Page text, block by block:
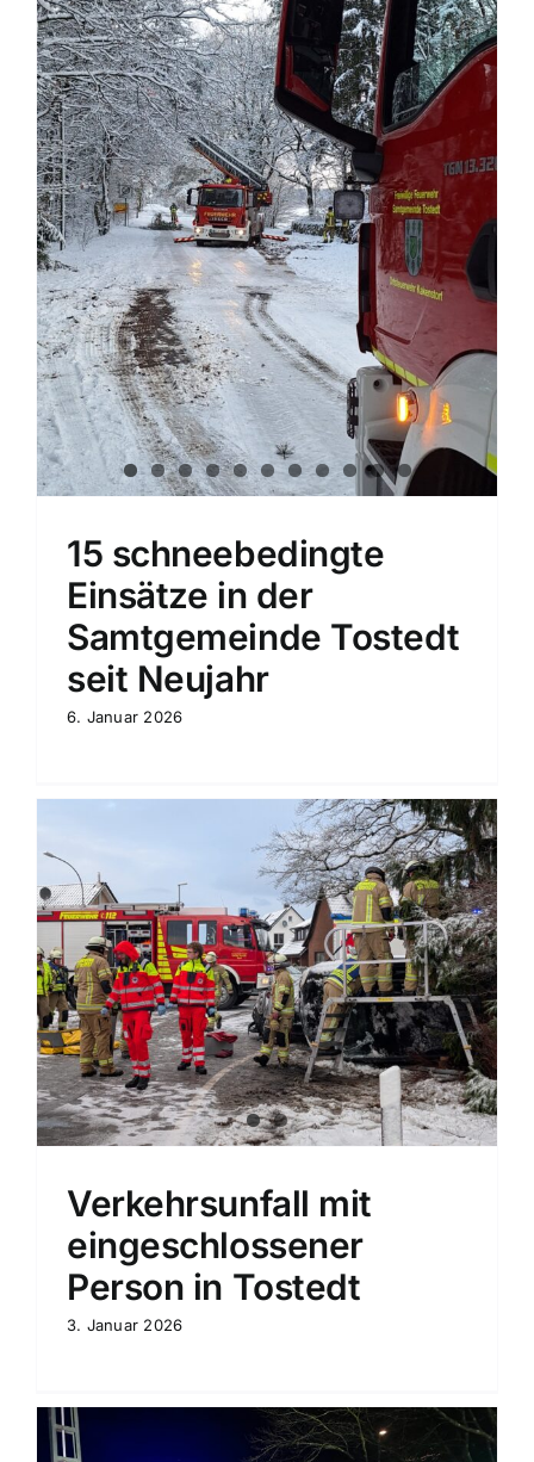
15 schneebedingte
Einsätze in der
Samtgemeinde Tostedt
seit Neujahr
6. Januar 2026
Verkehrsunfall mit
eingeschlossener
Person in Tostedt
3. Januar 2026